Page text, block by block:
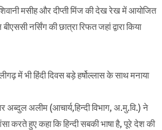
मसीह और दीप्ती मिंज की देख रेख में आयोजित
नर्सिंग की छात्रा रिफत जहां द्वारा किया
में भी हिंदी दिवस बड़े हर्षोल्लास के साथ मनाया
अब्दुल अलीम (आचार्य,हिन्दी विभाग, अ.मु.वि.) ने
करते हुए कहा कि हिन्दी सबकी भाषा है, पूरे देश की